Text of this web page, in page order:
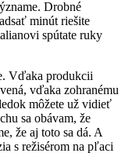
Drobné
minút riešite
spútate ruky
Vďaka produkcii
vďaka zohranému
môžete už vidieť
sa obávam, že
že aj toto sa dá. A
s režisérom na pľaci